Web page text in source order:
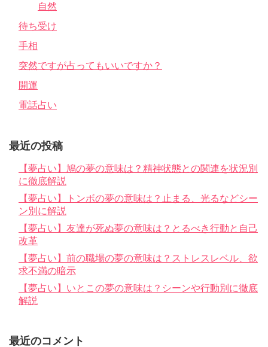
自然
待ち受け
手相
突然ですが占ってもいいですか？
開運
電話占い
最近の投稿
【夢占い】鳩の夢の意味は？精神状態との関連を状況別
に徹底解説
【夢占い】トンボの夢の意味は？止まる、光るなどシー
ン別に解説
【夢占い】友達が死ぬ夢の意味は？とるべき行動と自己
改革
【夢占い】前の職場の夢の意味は？ストレスレベル、欲
求不満の暗示
【夢占い】いとこの夢の意味は？シーンや行動別に徹底
解説
最近のコメント